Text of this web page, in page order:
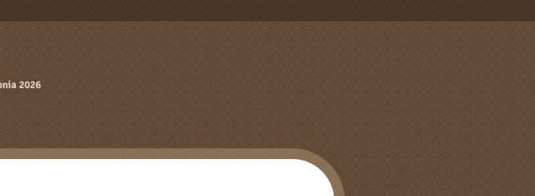
2026